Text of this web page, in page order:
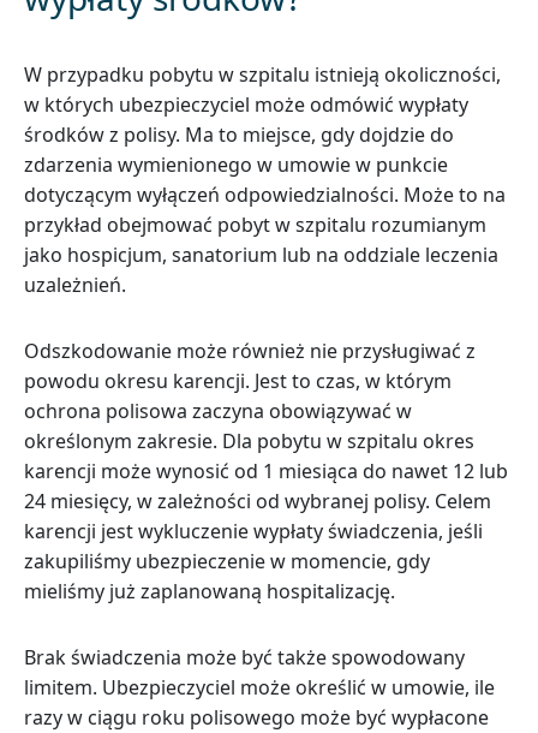
W przypadku pobytu w szpitalu istnieją okoliczności,
w których ubezpieczyciel może odmówić wypłaty
środków z polisy. Ma to miejsce, gdy dojdzie do
zdarzenia wymienionego w umowie w punkcie
dotyczącym wyłączeń odpowiedzialności. Może to na
przykład obejmować pobyt w szpitalu rozumianym
jako hospicjum, sanatorium lub na oddziale leczenia
uzależnień.
Odszkodowanie może również nie przysługiwać z
powodu okresu karencji. Jest to czas, w którym
ochrona polisowa zaczyna obowiązywać w
określonym zakresie. Dla pobytu w szpitalu okres
karencji może wynosić od 1 miesiąca do nawet 12 lub
24 miesięcy, w zależności od wybranej polisy. Celem
karencji jest wykluczenie wypłaty świadczenia, jeśli
zakupiliśmy ubezpieczenie w momencie, gdy
mieliśmy już zaplanowaną hospitalizację.
Brak świadczenia może być także spowodowany
limitem. Ubezpieczyciel może określić w umowie, ile
razy w ciągu roku polisowego może być wypłacone